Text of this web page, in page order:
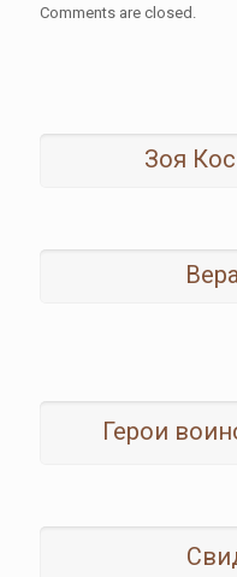
Comments are closed.
Зоя
Герои